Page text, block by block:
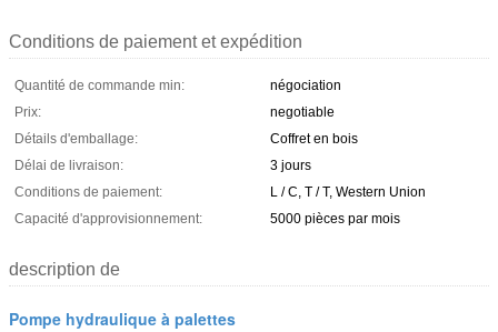
Conditions de paiement et expédition
Quantité de commande min:
négociation
Prix:
negotiable
Détails d'emballage:
Coffret en bois
Délai de livraison:
3 jours
Conditions de paiement:
L / C, T / T, Western Union
Capacité d'approvisionnement:
5000 pièces par mois
description de
Pompe hydraulique à palettes